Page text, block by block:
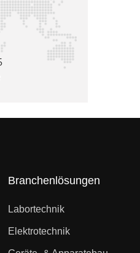
Branchenlösungen
Labortechnik
Elektrotechnik